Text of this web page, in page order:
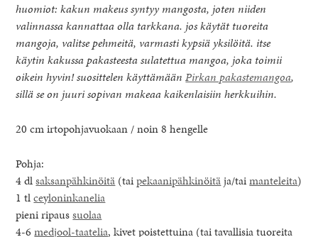
huomiot: kakun makeus syntyy mangosta, joten niiden
valinnassa kannattaa olla tarkkana. jos käytät tuoreita
mangoja, valitse pehmeitä, varmasti kypsiä yksilöitä. itse
käytin kakussa pakasteesta sulatettua mangoa, joka toimii
oikein hyvin! suosittelen käyttämäänPirkan pakastemangoa,
sillä se on juuri sopivan makeaa kaikenlaisiin herkkuihin.
20 cm irtopohjavuokaan / noin 8 hengelle
Pohja:
4 dlsaksanpähkinöitä (taipekaanipähkinöitäja/taimanteleita)
1 tlceyloninkanelia
pieni ripaussuolaa
4-6medjool-taatelia, kivet poistettuina (tai tavallisia tuoreita